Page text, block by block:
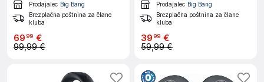
Prodajalec Big Bang
Brezplačna poštnina za člane
kluba
6999 €
99,99 €
Prodajalec Big Bang
Brezplačna poštnina za člane
kluba
3999 €
59,99 €